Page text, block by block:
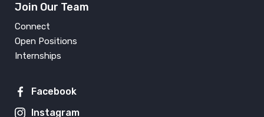
Join Our Team
Connect
Open Positions
Internships
Facebook
Instagram